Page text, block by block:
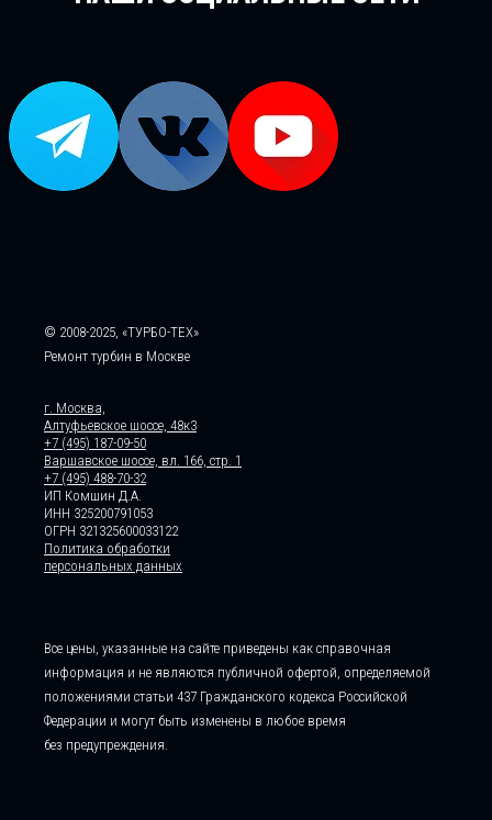
© 2008-2025, «ТУРБО-ТЕХ»
Ремонт турбин в Москве
г. Москва,
Алтуфьевское шоссе, 48к3
+7 (495) 187-09-50
Варшавское шоссе, вл. 166, стр. 1
+7 (495) 488-70-32
ИП Комшин Д.А.
ИНН 325200791053
ОГРН 321325600033122
Политика обработки
персональных данных
Все цены, указанные на сайте приведены как справочная
информация и не являются публичной офертой, определяемой
положениями статьи 437 Гражданского кодекса Российской
Федерации и могут быть изменены в любое время
без предупреждения.